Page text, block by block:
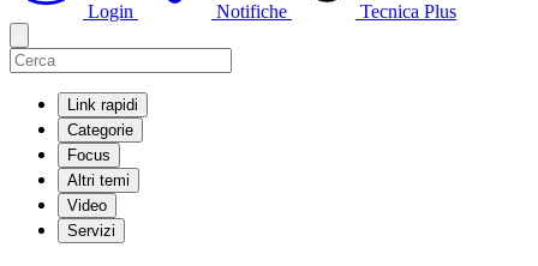
Login Notifiche Tecnica Plus
Link rapidi
Categorie
Focus
Altri temi
Video
Servizi